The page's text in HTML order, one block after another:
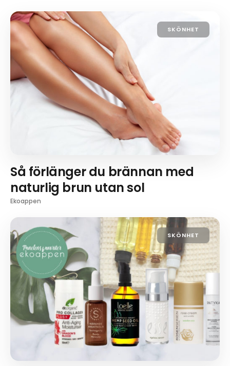
SKÖNHET
Så förlänger du brännan med
naturlig brun utan sol
Ekoappen
SKÖNHET